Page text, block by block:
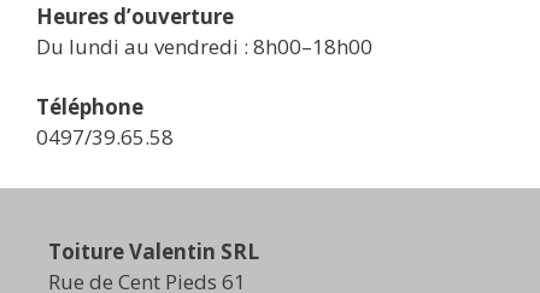
Heures d’ouverture
Du lundi au vendredi : 8h00–18h00
Téléphone
0497/39.65.58
Toiture Valentin SRL
Rue de Cent Pieds 61